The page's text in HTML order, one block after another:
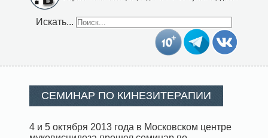
Искать...
СЕМИНАР ПО КИНЕЗИТЕРАПИИ
4 и 5 октября 2013 года в Московском центре